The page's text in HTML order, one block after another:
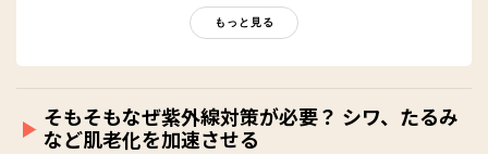
グ?」を叶える。豊富な知識とわかりやすい説明でTV、雑誌、
WEBなど多方面で活躍中。最新刊『女医が教える、やってはい
けない美容法33』（小学館）がある。https://www.ks-
もっと見る
そもそもなぜ紫外線対策が必要？ シワ、たるみ
など肌老化を加速させる